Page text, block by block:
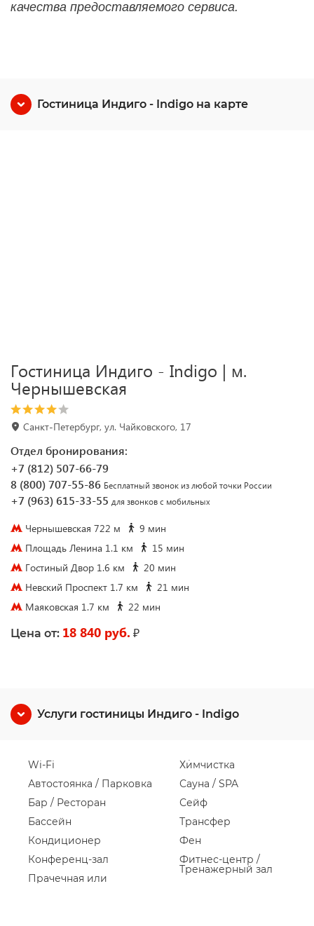
качества предоставляемого сервиса.
Гостиница Индиго - Indigo на карте
Гостиница Индиго - Indigo | м.
Чернышевская
Санкт-Петербург, ул. Чайковского, 17
Отдел бронирования:
+7 (812) 507-66-79
8 (800) 707-55-86 Бесплатный звонок из любой точки России
+7 (963) 615-33-55 для звонков с мобильных
Чернышевская 722 м
9 мин
Площадь Ленина 1.1 км
15 мин
Гостиный Двор 1.6 км
20 мин
Невский Проспект 1.7 км
21 мин
Маяковская 1.7 км
22 мин
Цена от: 18 840 руб. ₽
Услуги гостиницы Индиго - Indigo
Wi-Fi
Автостоянка / Парковка
Бар / Ресторан
Бассейн
Кондиционер
Конференц-зал
Прачечная или
Химчистка
Сауна / SPA
Сейф
Трансфер
Фен
Фитнес-центр /
Тренажерный зал